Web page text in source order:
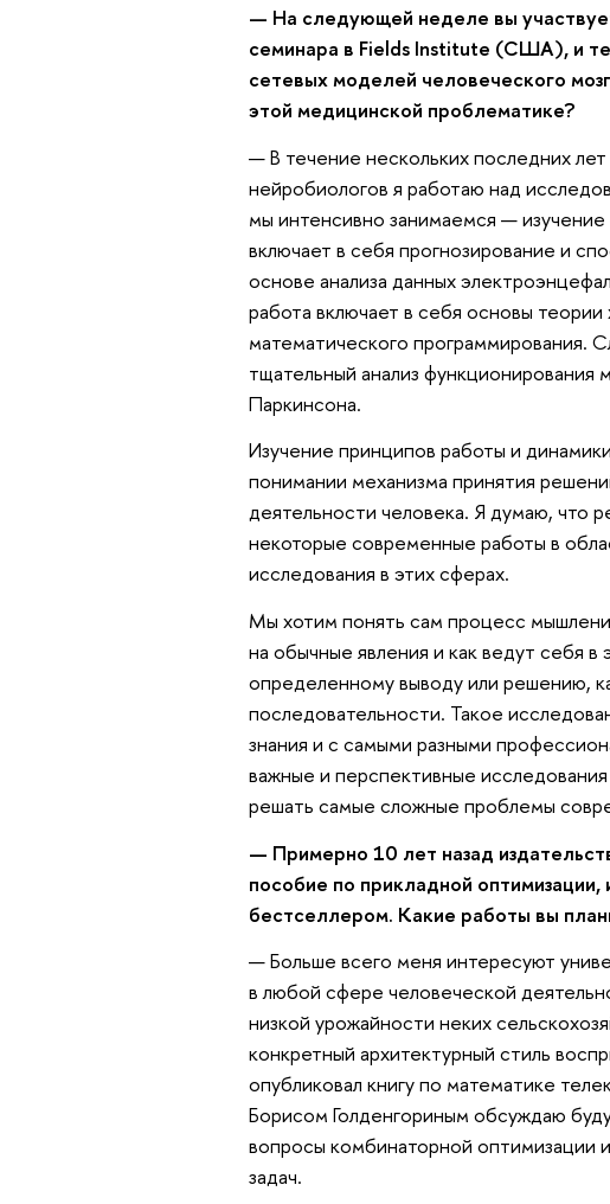
— На следующей неделе вы
семинара в Fields Institute (США), и
сетевых моделей человеческого
этой медицинской проблематике?
— В течение нескольких последних
нейробиологов я работаю над
мы интенсивно занимаемся —
включает в себя прогнозирование и
основе анализа данных
работа включает в себя основы
математического программирования.
тщательный анализ функционирования
Паркинсона.
Изучение принципов работы и
понимании механизма принятия
деятельности человека. Я думаю, что
некоторые современные работы в
исследования в этих сферах.
Мы хотим понять сам процесс
на обычные явления и как ведут себя в
определенному выводу или решению,
последовательности. Такое
знания и с самыми разными
важные и перспективные
решать самые сложные проблемы
— Примерно 10 лет назад
пособие по прикладной оптимизации,
бестселлером. Какие работы вы
— Больше всего меня интересуют
в любой сфере человеческой
низкой урожайности неких
конкретный архитектурный стиль
опубликовал книгу по математике
Борисом Голденгориным обсуждаю
вопросы комбинаторной оптимизации
задач.